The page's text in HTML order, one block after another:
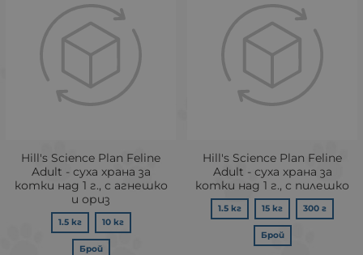
Hill's Science Plan Feline
Adult - суха храна за
котки над 1 г., с агнешко
и ориз
1.5 кг 10 кг
Брой
Hill's Science Plan Feline
Adult - суха храна за
котки над 1 г., с пилешко
1.5 кг 15 кг 300 г
Брой